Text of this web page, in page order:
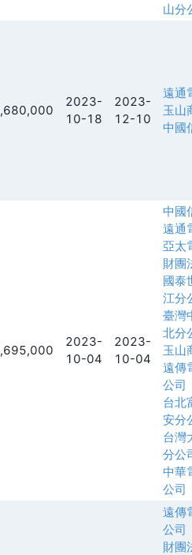
山分
2023-
10-18
2023-
12-10
遠通
玉山
中國
2023-
10-04
2023-
10-04
中國
遠通
亞太
財團
國泰
江分
臺灣
北分
玉山
遠傳
公司
台北
安分
台灣
分公
中華
公司
遠傳
公司
財團